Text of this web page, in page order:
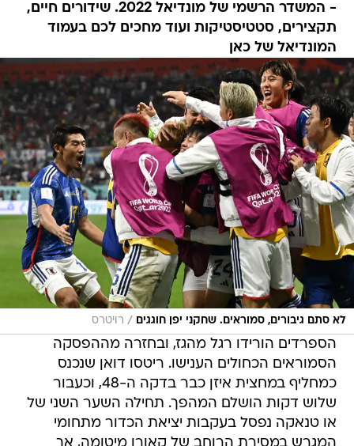
- המשדר הרשמי של מונדיאל 2022. שידורים חיים,
תקצירים, סטטיסטיקות ועוד מחכים לכם בעמוד
המונדיאל של כאן
לא סתם גיבורים, סמוראים. שחקני יפן חוגגים / רויטרס
הספרדים הורידו רגל מהגז, ובחזרה מההפסקה
הסמוראים הכחולים הענישו. ריטסו דואן שנכנס
כמחליף במחצית איזן כבר בדקה ה-48, וכעבור
שלוש דקות הושלם המהפך. תחילה השער השני של
או טנאקה נפסל בעקבות יציאת הכדור מתחומי